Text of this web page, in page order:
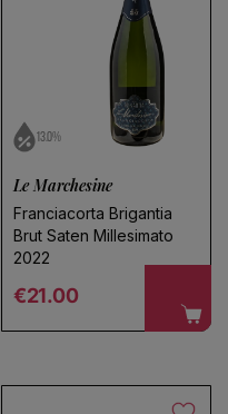
13.0%
Le Marchesine
Franciacorta Brigantia
Brut Saten Millesimato
2022
Regular price
€21.00